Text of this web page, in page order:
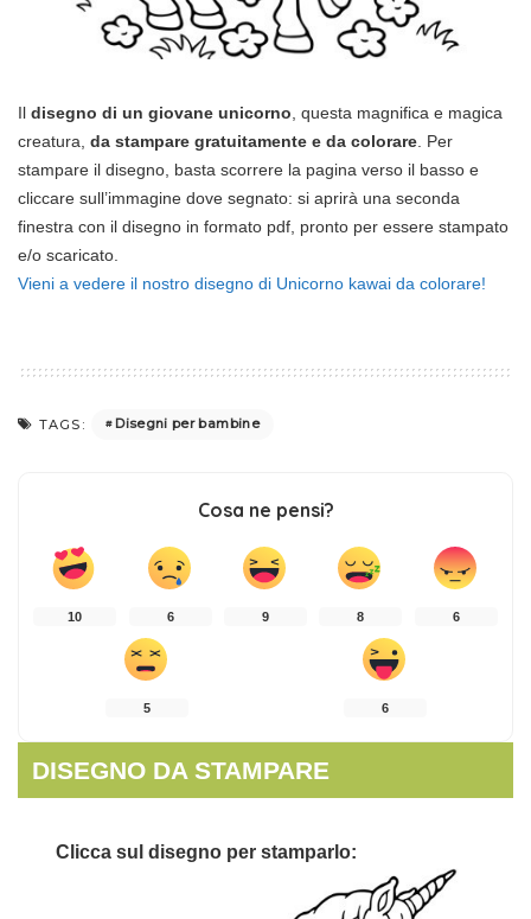
Il disegno di un giovane unicorno , questa magnifica e magica
creatura, da stampare gratuitamente e da colorare . Per
stampare il disegno, basta scorrere la pagina verso il basso e
cliccare sull’immagine dove segnato: si aprirà una seconda
finestra con il disegno in formato pdf, pronto per essere stampato
e/o scaricato.
Vieni a vedere il nostro disegno di Unicorno kawai da colorare!
TAGS: Disegni per bambine
Cosa ne pensi?
10 6 9 8 6
5 6
DISEGNO DA STAMPARE
Clicca sul disegno per stamparlo: